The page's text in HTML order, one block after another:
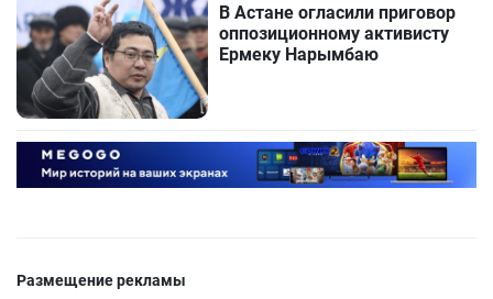
В Астане огласили приговор
оппозиционному активисту
Ермеку Нарымбаю
Размещение рекламы